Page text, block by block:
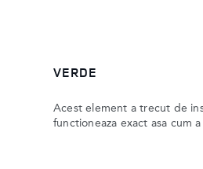
VERDE
Acest element a trecut de
functioneaza exact asa cum